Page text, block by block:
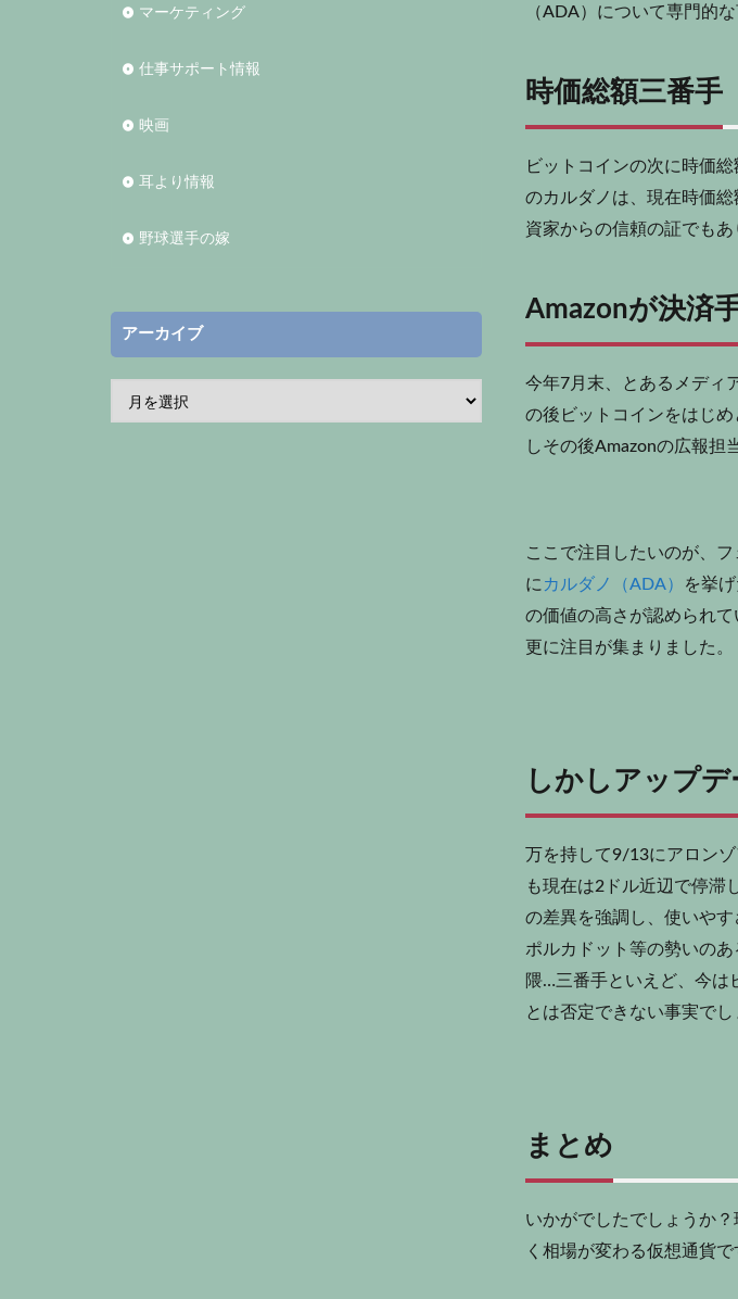
（ADA）について専門的
時価総額三番手
ビットコインの次に時価
のカルダノは、現在時価
資家からの信頼の証でも
Amazonが決済
今年7月末、とあるメディ
の後ビットコインをはじ
しその後Amazonの広報担
ここで注目したいのが、
にカルダノ（ADA）
を挙
の価値の高さが認められ
更に注目が集まりました。
しかしアップ
万を持して9/13にアロン
も現在は2ドル近辺で停滞
の差異を強調し、使いや
ポルカドット等の勢いの
隈…三番手といえど、今は
とは否定できない事実でし
まとめ
いかがでしたでしょうか
く相場が変わる仮想通貨
マーケティング
仕事サポート情報
映画
耳より情報
野球選手の嫁
アーカイブ